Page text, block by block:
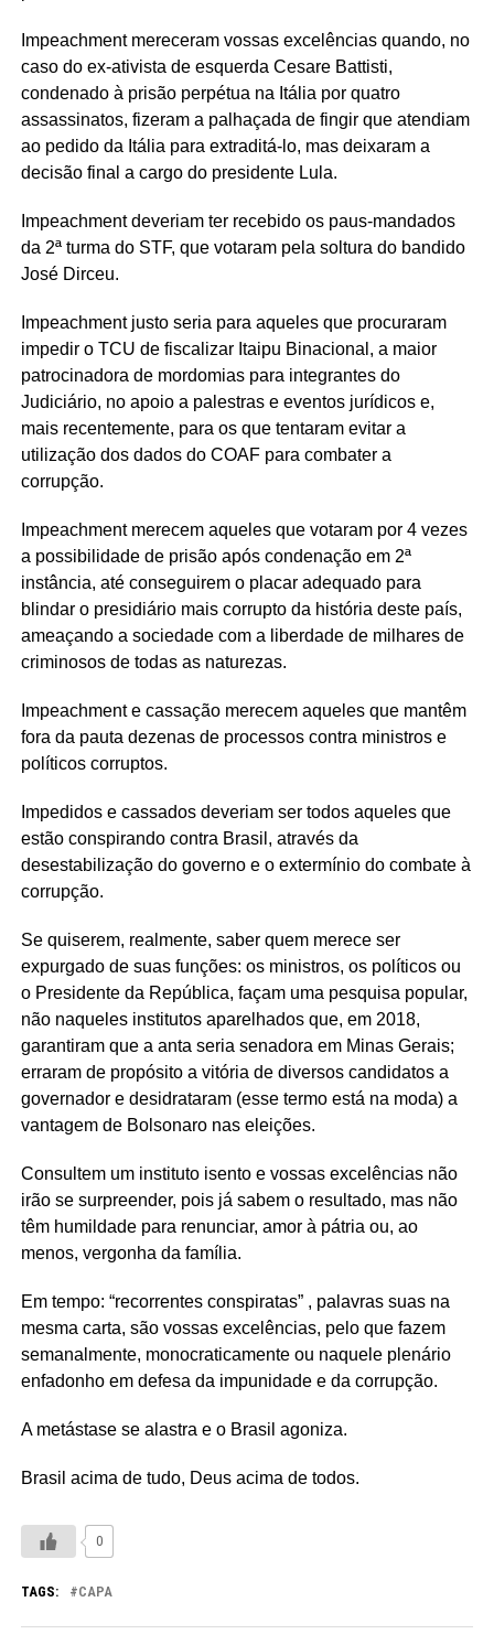
Impeachment mereceram vossas excelências quando, no
caso do ex-ativista de esquerda Cesare Battisti,
condenado à prisão perpétua na Itália por quatro
assassinatos, fizeram a palhaçada de fingir que atendiam
ao pedido da Itália para extraditá-lo, mas deixaram a
decisão final a cargo do presidente Lula.
Impeachment deveriam ter recebido os paus-mandados
da 2ª turma do STF, que votaram pela soltura do bandido
José Dirceu.
Impeachment justo seria para aqueles que procuraram
impedir o TCU de fiscalizar Itaipu Binacional, a maior
patrocinadora de mordomias para integrantes do
Judiciário, no apoio a palestras e eventos jurídicos e,
mais recentemente, para os que tentaram evitar a
utilização dos dados do COAF para combater a
corrupção.
Impeachment merecem aqueles que votaram por 4 vezes
a possibilidade de prisão após condenação em 2ª
instância, até conseguirem o placar adequado para
blindar o presidiário mais corrupto da história deste país,
ameaçando a sociedade com a liberdade de milhares de
criminosos de todas as naturezas.
Impeachment e cassação merecem aqueles que mantêm
fora da pauta dezenas de processos contra ministros e
políticos corruptos.
Impedidos e cassados deveriam ser todos aqueles que
estão conspirando contra Brasil, através da
desestabilização do governo e o extermínio do combate à
corrupção.
Se quiserem, realmente, saber quem merece ser
expurgado de suas funções: os ministros, os políticos ou
o Presidente da República, façam uma pesquisa popular,
não naqueles institutos aparelhados que, em 2018,
garantiram que a anta seria senadora em Minas Gerais;
erraram de propósito a vitória de diversos candidatos a
governador e desidrataram (esse termo está na moda) a
vantagem de Bolsonaro nas eleições.
Consultem um instituto isento e vossas excelências não
irão se surpreender, pois já sabem o resultado, mas não
têm humildade para renunciar, amor à pátria ou, ao
menos, vergonha da família.
Em tempo: “recorrentes conspiratas” , palavras suas na
mesma carta, são vossas excelências, pelo que fazem
semanalmente, monocraticamente ou naquele plenário
enfadonho em defesa da impunidade e da corrupção.
A metástase se alastra e o Brasil agoniza.
Brasil acima de tudo, Deus acima de todos.
0
TAGS: CAPA